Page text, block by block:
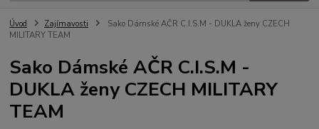
Úvod Zajímavosti
Sako Dámské AČR C.I.S.M - DUKLA ženy CZECH
MILITARY TEAM
Sako Dámské AČR C.I.S.M -
DUKLA ženy CZECH MILITARY
TEAM